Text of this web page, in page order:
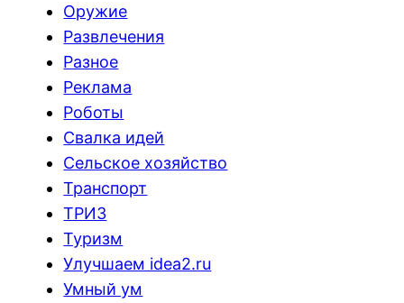
Оружие
Развлечения
Разное
Реклама
Роботы
Свалка идей
Сельское хозяйство
Транспорт
ТРИЗ
Туризм
Улучшаем idea2.ru
Умный ум